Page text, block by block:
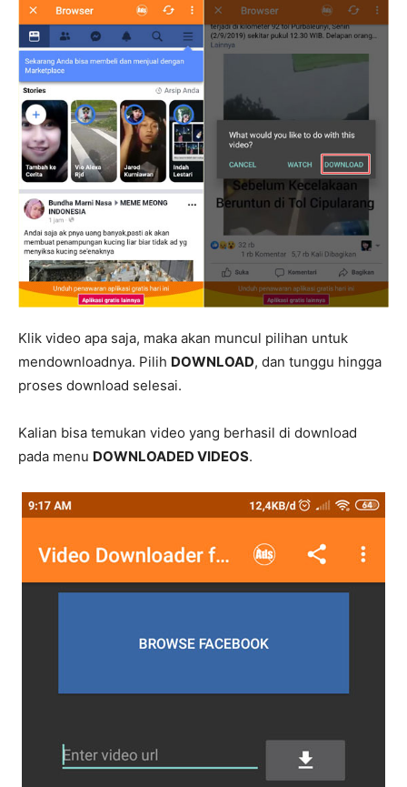
Klik video apa saja, maka akan muncul pilihan untuk
mendownloadnya. Pilih DOWNLOAD, dan tunggu hingga
proses download selesai.
Kalian bisa temukan video yang berhasil di download
pada menu DOWNLOADED VIDEOS.